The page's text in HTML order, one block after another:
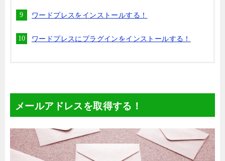
ワードプレスをインストールする！
ワードプレスにプラグインをインストールする！
メールアドレスを取得する！